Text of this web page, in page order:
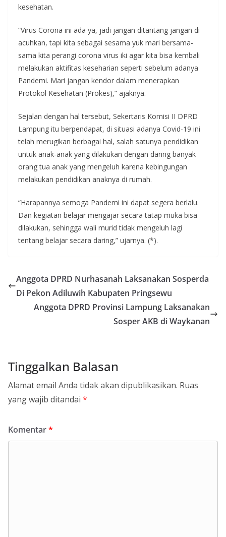
kesehatan.
“Virus Corona ini ada ya, jadi jangan ditantang jangan di
acuhkan, tapi kita sebagai sesama yuk mari bersama-
sama kita perangi corona virus iki agar kita bisa kembali
melakukan aktifitas keseharian seperti sebelum adanya
Pandemi. Mari jangan kendor dalam menerapkan
Protokol Kesehatan (Prokes),” ajaknya.
Sejalan dengan hal tersebut, Sekertaris Komisi II DPRD
Lampung itu berpendapat, di situasi adanya Covid-19 ini
telah merugikan berbagai hal, salah satunya pendidikan
untuk anak-anak yang dilakukan dengan daring banyak
orang tua anak yang mengeluh karena kebingungan
melakukan pendidikan anaknya di rumah.
“Harapannya semoga Pandemi ini dapat segera berlalu.
Dan kegiatan belajar mengajar secara tatap muka bisa
dilakukan, sehingga wali murid tidak mengeluh lagi
tentang belajar secara daring,” ujarnya. (*).
Anggota DPRD Nurhasanah Laksanakan Sosperda
Di Pekon Adiluwih Kabupaten Pringsewu
Anggota DPRD Provinsi Lampung Laksanakan
Sosper AKB di Waykanan
Tinggalkan Balasan
Alamat email Anda tidak akan dipublikasikan. Ruas
yang wajib ditandai *
Komentar*